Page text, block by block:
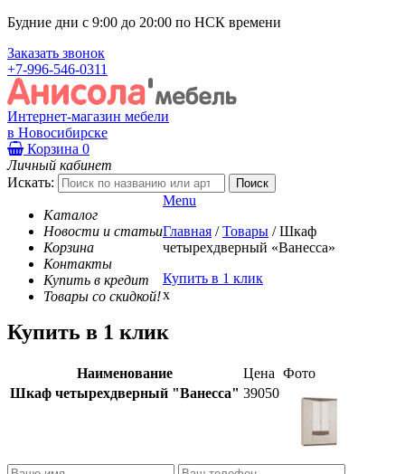
Будние дни с 9:00 до 20:00 по НСК времени
Заказать звонок
+7-996-546-0311
Интернет-магазин мебели
в Новосибирске
Корзина 0
Личный кабинет
Искать:
Каталог
Новости и статьи
Корзина
Контакты
Купить в кредит
Товары со скидкой!
Menu
Главная / Товары / Шкаф
четырехдверный «Ванесса»
Купить в 1 клик
x
Купить в 1 клик
Наименование Цена Фото
Шкаф четырехдверный "Ванесса" 39050